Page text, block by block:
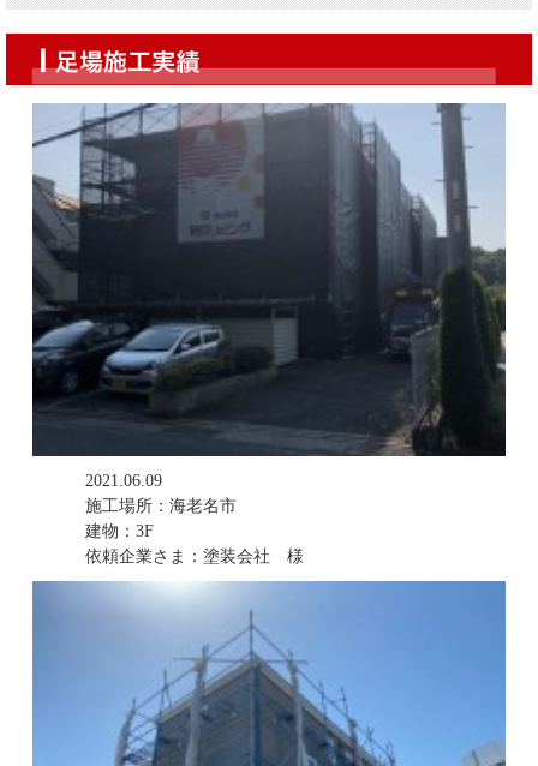
2021.06.09
施工場所：海老名市
建物：3F
依頼企業さま：塗装会社 様